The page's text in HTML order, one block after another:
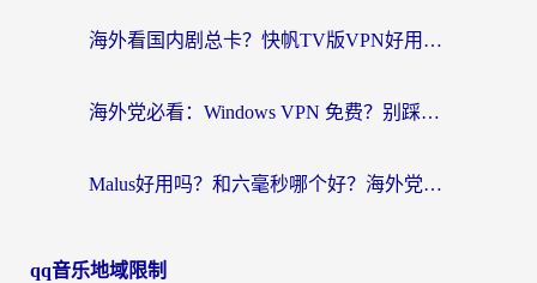
海外看国内剧总卡？快帆TV版VPN好用吗？和快滚VPN对比哪个回国效果更好？
海外党必看：Windows VPN 免费？别踩坑！教你选对好用的国内加速器无缝回国
Malus好用吗？和六毫秒哪个好？海外党选回国加速器的避坑指南
qq音乐地域限制